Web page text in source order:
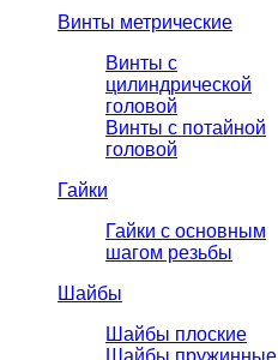
Винты метрические
Винты с
цилиндрической
головой
Винты с потайной
головой
Гайки
Гайки с основным
шагом резьбы
Шайбы
Шайбы плоские